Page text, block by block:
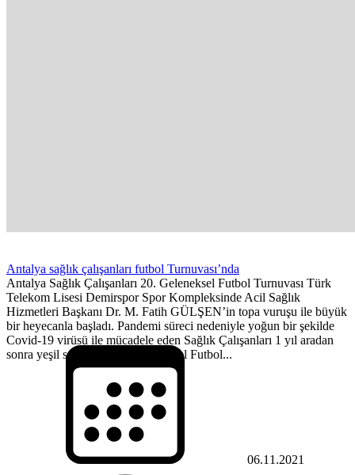
Antalya sağlık çalışanları futbol Turnuvası’nda
Antalya Sağlık Çalışanları 20. Geleneksel Futbol Turnuvası Türk
Telekom Lisesi Demirspor Spor Kompleksinde Acil Sağlık
Hizmetleri Başkanı Dr. M. Fatih GÜLŞEN’in topa vuruşu ile büyük
bir heyecanla başladı. Pandemi süreci nedeniyle yoğun bir şekilde
Covid-19 virüsü ile mücadele eden Sağlık Çalışanları 1 yıl aradan
sonra yeşil sahalara indi. Geleneksel Futbol...
06.11.2021